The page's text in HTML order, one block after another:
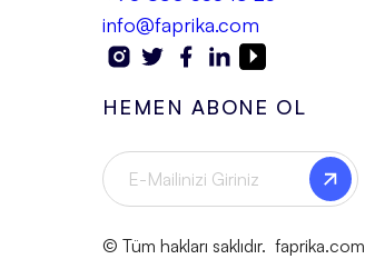
info@faprika.com
HEMEN ABONE OL
© Tüm hakları saklıdır. faprika.com